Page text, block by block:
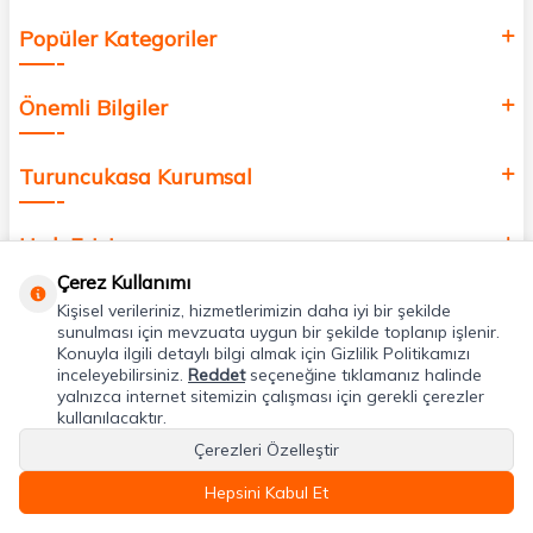
Popüler Kategoriler
Önemli Bilgiler
Turuncukasa Kurumsal
Hızlı Erişim
Uygulamalarımız
Adres & İletişim
Çerez Kullanımı
Kişisel verileriniz, hizmetlerimizin daha iyi bir şekilde
sunulması için mevzuata uygun bir şekilde toplanıp işlenir.
Konuyla ilgili detaylı bilgi almak için Gizlilik Politikamızı
inceleyebilirsiniz. Reddetseçeneğine tıklamanız halinde
yalnızca internet sitemizin çalışması için gerekli çerezler
kullanılacaktır.
Çerezleri Özelleştir
Hepsini Kabul Et